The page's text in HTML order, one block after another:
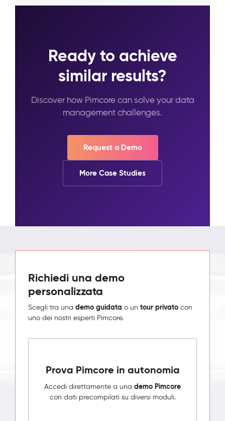
Ready to achieve
similar results?
Discover how Pimcore can solve your data
management challenges.
Request a Demo
More Case Studies
Richiedi una demo
personalizzata
Scegli tra una demo guidata o un tour privato con
uno dei nostri esperti Pimcore.
Prova Pimcore in autonomia
Accedi direttamente a una demo Pimcore
con dati precompilati su diversi moduli.